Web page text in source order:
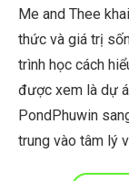
Me and Thee
thức và giá trị
trình học cách
được xem là dự
PondPhuwin
trung vào tâm lý